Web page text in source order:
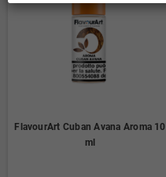
FlavourArt Cuban Avana Aroma 10
ml